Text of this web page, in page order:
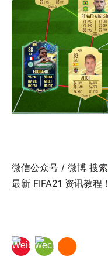
微信公众号 / 微博 搜索
最新 FIFA21 资讯教程！